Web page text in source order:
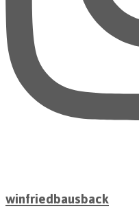
winfriedbausback